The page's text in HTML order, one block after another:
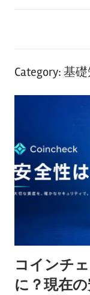
Category: 基
コインチ
に？現在